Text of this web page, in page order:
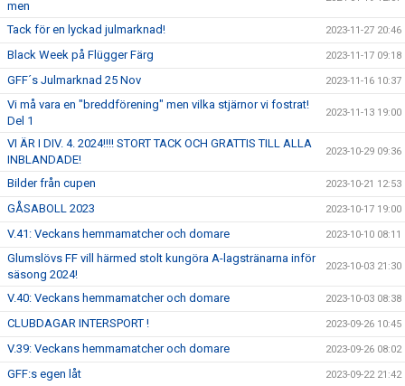
men
Tack för en lyckad julmarknad! 2023-11-27 20:46
Black Week på Flügger Färg 2023-11-17 09:18
GFF´s Julmarknad 25 Nov 2023-11-16 10:37
Vi må vara en "breddförening" men vilka stjärnor vi fostrat!
Del 1
2023-11-13 19:00
VI ÄR I DIV. 4. 2024!!!! STORT TACK OCH GRATTIS TILL ALLA
INBLANDADE!
2023-10-29 09:36
Bilder från cupen 2023-10-21 12:53
GÅSABOLL 2023 2023-10-17 19:00
V.41: Veckans hemmamatcher och domare 2023-10-10 08:11
Glumslövs FF vill härmed stolt kungöra A-lagstränarna inför
säsong 2024!
2023-10-03 21:30
V.40: Veckans hemmamatcher och domare 2023-10-03 08:38
CLUBDAGAR INTERSPORT ! 2023-09-26 10:45
V.39: Veckans hemmamatcher och domare 2023-09-26 08:02
GFF:s egen låt 2023-09-22 21:42